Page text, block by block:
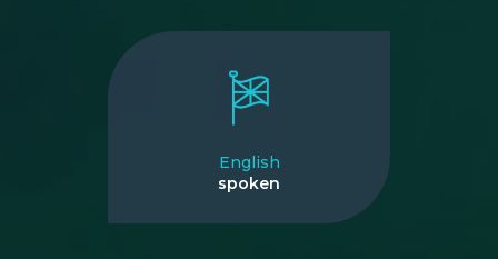
English
spoken